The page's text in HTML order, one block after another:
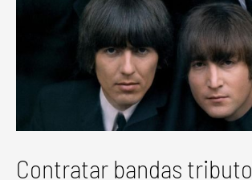
Contratar bandas tributo